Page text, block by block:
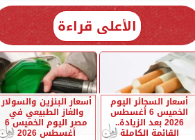
الأعلى قراءة
أسعار السجائر اليوم
الخميس 6 أغسطس
2026 بعد الزيادة..
القائمة الكاملة
أسعار البنزين والسولار
والغاز الطبيعي في
مصر اليوم الخميس 6
أغسطس 2026